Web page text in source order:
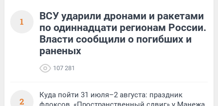
1
ВСУ ударили дронами и ракетами
по одиннадцати регионам России.
Власти сообщили о погибших и
раненых
107 281
2
Куда пойти 31 июля–2 августа: праздник